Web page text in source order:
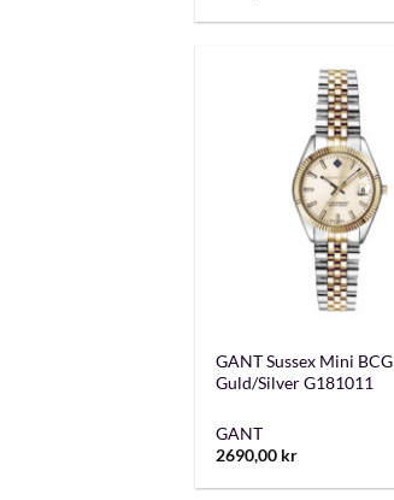
GANT Sussex Mini BCG
Guld/Silver G181011
GANT
2690,00 kr